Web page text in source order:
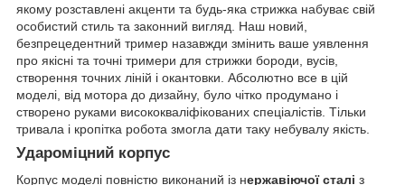
якому розставлені акценти та будь-яка стрижка набуває свій
особистий стиль та законний вигляд. Наш новий,
безпрецедентний тример назавжди змінить ваше уявлення
про якісні та точні тримери для стрижки бороди, вусів,
створення точних ліній і окантовки. Абсолютно все в цій
моделі, від мотора до дизайну, було чітко продумано і
створено руками висококваліфікованих спеціалістів. Тільки
тривала і кропітка робота змогла дати таку небувалу якість.
Удароміцний корпус
Корпус моделі повністю виконаний із нержавіючої сталі з